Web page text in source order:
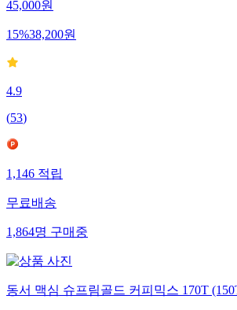
45,000원
15%38,200원
4.9
(53)
1,146적립
무료배송
1,864명구매중
동서 맥심 슈프림골드 커피믹스 170T